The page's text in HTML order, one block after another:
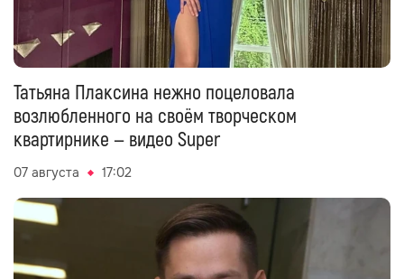
Татьяна Плаксина нежно поцеловала
возлюбленного на своём творческом
квартирнике — видео Super
07 августа 17:02